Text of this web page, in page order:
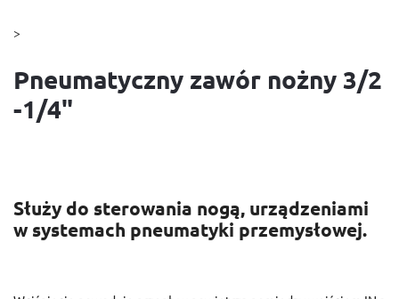
>
Pneumatyczny zawór nożny 3/2
-1/4"
Służy do sterowania nogą, urządzeniami
w systemach pneumatyki przemysłowej.